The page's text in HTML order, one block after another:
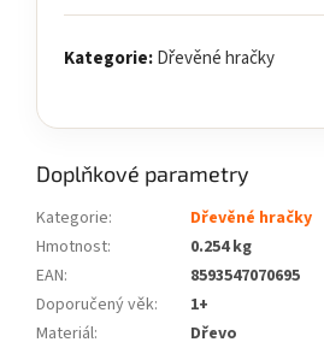
Kategorie:Dřevěné hračky
Doplňkové parametry
Kategorie:
Dřevěné hračky
Hmotnost:
0.254 kg
EAN:
8593547070695
Doporučený věk:
1+
Materiál:
Dřevo